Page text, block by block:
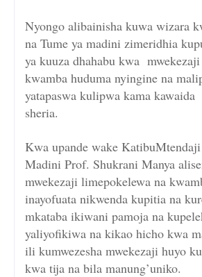
Nyongo alibainisha kuwa wizara
na Tume ya madini zimeridhia
ya kuuza dhahabu kwa
kwamba huduma nyingine na
yatapaswa kulipwa kama
sheria.
Kwa upande wake
Madini Prof. Shukrani Manya
mwekezaji limepokelewa na
inayofuata nikwenda kupitia na
mkataba ikiwani pamoja na
yaliyofikiwa na kikao hicho kwa
ili kumwezesha mwekezaji huyo
kwa tija na bila manung’uniko.